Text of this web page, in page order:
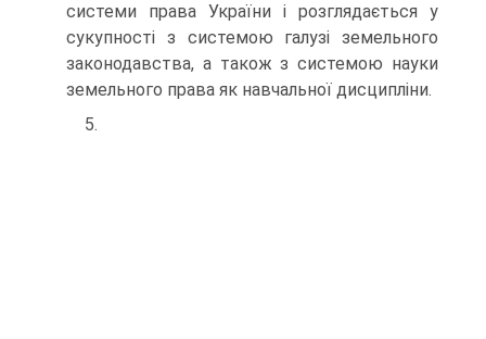
системи права України і розглядається у
сукупності з системою галузі земельного
законодав­ства, а також з системою науки
земельного права як навчальної дис­ципліни.
5.